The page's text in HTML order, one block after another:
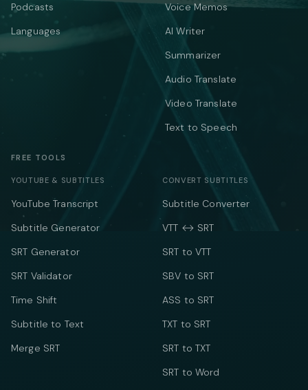
Podcasts
Languages
Voice Memos
AI Writer
Summarizer
Audio Translate
Video Translate
Text to Speech
FREE TOOLS
YOUTUBE & SUBTITLES
YouTube Transcript
Subtitle Generator
SRT Generator
SRT Validator
Time Shift
Subtitle to Text
Merge SRT
CONVERT SUBTITLES
Subtitle Converter
VTT ↔ SRT
SRT to VTT
SBV to SRT
ASS to SRT
TXT to SRT
SRT to TXT
SRT to Word